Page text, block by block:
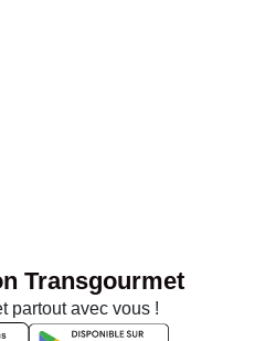
Transgourmet
partout avec vous !